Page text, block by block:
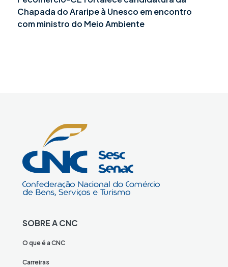
Chapada do Araripe à Unesco em encontro
com ministro do Meio Ambiente
SOBRE A CNC
O que é a CNC
Carreiras